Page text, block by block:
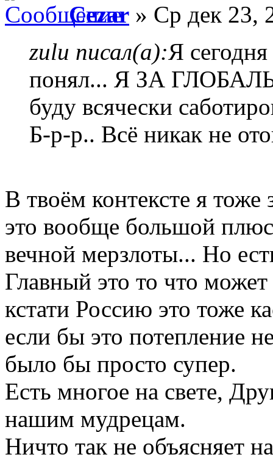
Cezar » Ср дек 23,
zulu писал(а):Я
понял... Я ЗА
буду всячески
Б-р-р.. Всё никак не
В твоём контексте я тоже
это вообще большой
вечной мерзлоты... Но
Главный это то что
кстати Россию это тоже
если бы это потепление
было бы просто супер.
Есть многое на свете,
нашим мудрецам.
Ничто так не объясняет